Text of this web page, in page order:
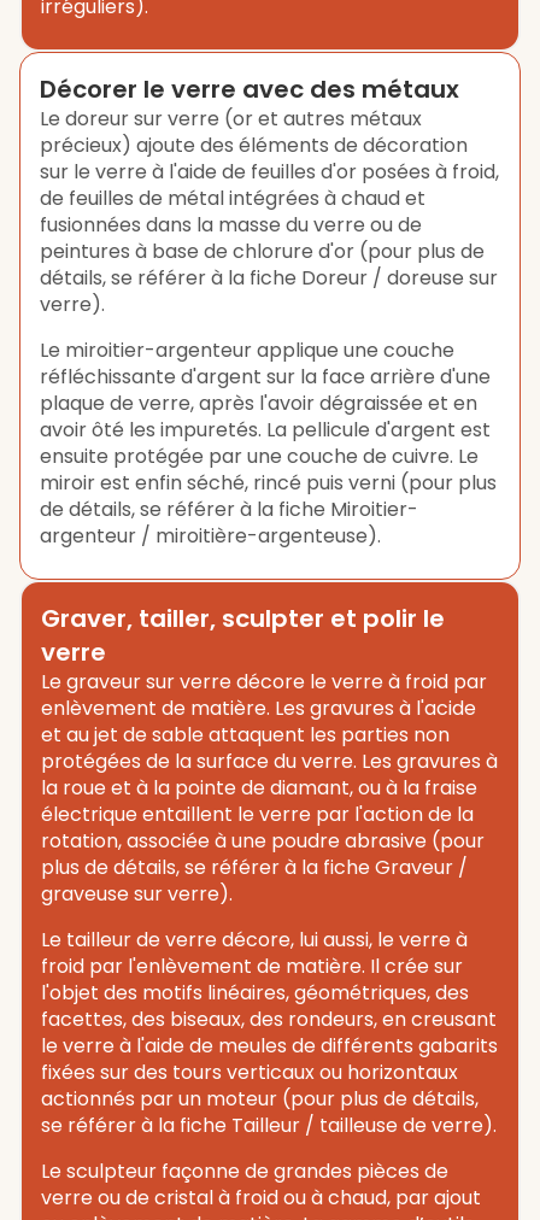
irréguliers).
Décorer le verre avec des métaux
Le doreur sur verre (or et autres métaux
précieux) ajoute des éléments de décoration
sur le verre à l'aide de feuilles d'or posées à froid,
de feuilles de métal intégrées à chaud et
fusionnées dans la masse du verre ou de
peintures à base de chlorure d'or (pour plus de
détails, se référer à la fiche Doreur / doreuse sur
verre).
Le miroitier-argenteur applique une couche
réfléchissante d'argent sur la face arrière d'une
plaque de verre, après l'avoir dégraissée et en
avoir ôté les impuretés. La pellicule d'argent est
ensuite protégée par une couche de cuivre. Le
miroir est enfin séché, rincé puis verni (pour plus
de détails, se référer à la fiche Miroitier-
argenteur / miroitière-argenteuse).
Graver, tailler, sculpter et polir le
verre
Le graveur sur verre décore le verre à froid par
enlèvement de matière. Les gravures à l'acide
et au jet de sable attaquent les parties non
protégées de la surface du verre. Les gravures à
la roue et à la pointe de diamant, ou à la fraise
électrique entaillent le verre par l'action de la
rotation, associée à une poudre abrasive (pour
plus de détails, se référer à la fiche Graveur /
graveuse sur verre).
Le tailleur de verre décore, lui aussi, le verre à
froid par l'enlèvement de matière. Il crée sur
l'objet des motifs linéaires, géométriques, des
facettes, des biseaux, des rondeurs, en creusant
le verre à l'aide de meules de différents gabarits
fixées sur des tours verticaux ou horizontaux
actionnés par un moteur (pour plus de détails,
se référer à la fiche Tailleur / tailleuse de verre).
Le sculpteur façonne de grandes pièces de
verre ou de cristal à froid ou à chaud, par ajout